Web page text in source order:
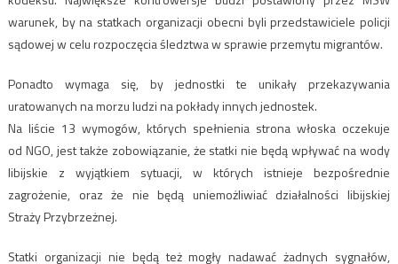
warunek, by na statkach organizacji obecni byli przedstawiciele policji
sądowej w celu rozpoczęcia śledztwa w sprawie przemytu migrantów.
Ponadto wymaga się, by jednostki te unikały przekazywania
uratowanych na morzu ludzi na pokłady innych jednostek.
Na liście 13 wymogów, których spełnienia strona włoska oczekuje
od NGO, jest także zobowiązanie, że statki nie będą wpływać na wody
libijskie z wyjątkiem sytuacji, w których istnieje bezpośrednie
zagrożenie, oraz że nie będą uniemożliwiać działalności libijskiej
Straży Przybrzeżnej.
Statki organizacji nie będą też mogły nadawać żadnych sygnałów,